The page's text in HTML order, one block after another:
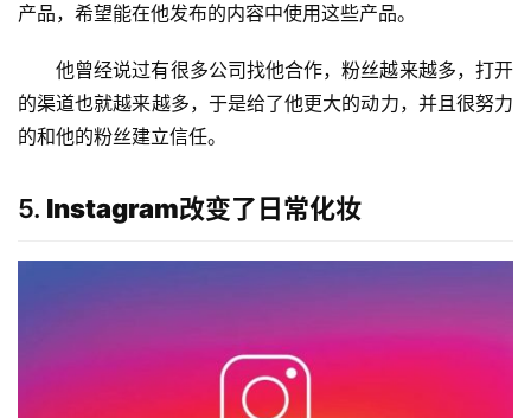
产品，希望能在他发布的内容中使用这些产品。
他曾经说过有很多公司找他合作，粉丝越来越多，打开
的渠道也就越来越多，于是给了他更大的动力，并且很努力
的和他的粉丝建立信任。
5. Instagram改变了日常化妆